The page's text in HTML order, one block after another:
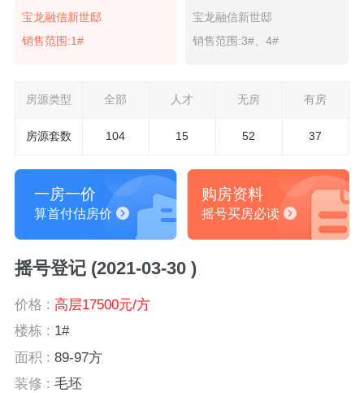
宝龙融信新世邸
销售范围:1#
宝龙融信新世邸
销售范围:3#、4#
房源类型 全部 人才 无房 有房
房源套数 104 15 52 37
一房一价
算首付估房价
购房资料
摇号买房必读
摇号登记 (2021-03-30 )
价格 : 高层17500元/方
楼栋 : 1#
面积 : 89-97方
装修 : 毛坯